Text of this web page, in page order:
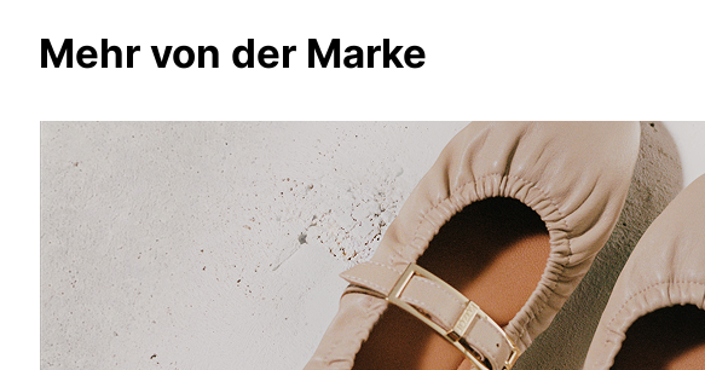
Mehr von der Marke